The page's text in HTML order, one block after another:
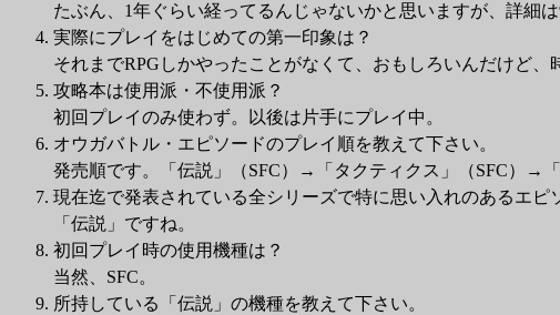
たぶん、1年ぐらい経ってるんじゃないかと思いますが、詳細は
実際にプレイをはじめての第一印象は？
それまでRPGしかやったことがなくて、おもしろいんだけど、
攻略本は使用派・不使用派？
初回プレイのみ使わず。以後は片手にプレイ中。
オウガバトル・エピソードのプレイ順を教えて下さい。
発売順です。「伝説」（SFC）→「タクティクス」（SFC）→
現在迄で発表されている全シリーズで特に思い入れのあるエピ
「伝説」ですね。
初回プレイ時の使用機種は？
当然、SFC。
所持している「伝説」の機種を教えて下さい。